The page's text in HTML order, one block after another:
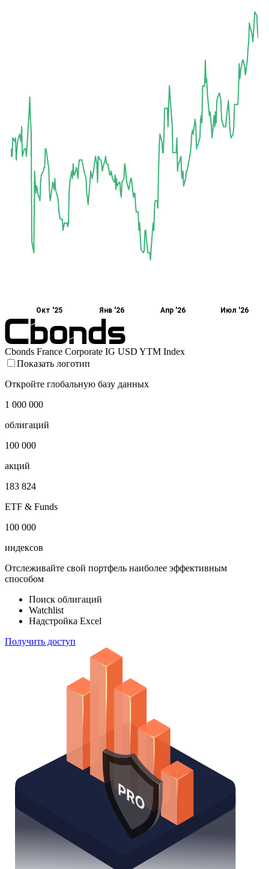
Окт '25 Янв '26 Апр '26 Июл '26
Cbonds France Corporate IG USD YTM Index
Показать логотип
Откройте глобальную базу данных
1 000 000
облигаций
100 000
акций
183 824
ETF & Funds
100 000
индексов
Отслеживайте свой портфель наиболее эффективным
способом
Поиск облигаций
Watchlist
Надстройка Excel
Получить доступ